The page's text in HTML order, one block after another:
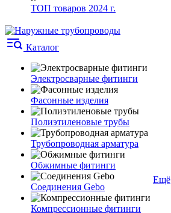
ТОП товаров 2024 г.
Каталог
Электросварные фитинги
Фасонные изделия
Полиэтиленовые трубы
Трубопроводная арматура
Обжимные фитинги
Соединения Gebo
Компрессионные фитинги
Ещё